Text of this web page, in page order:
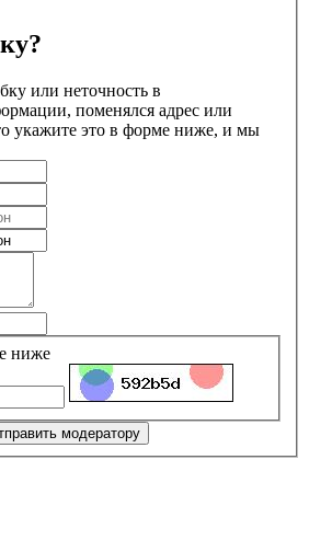
или неточность в
поменялся адрес или
укажите это в форме ниже, и мы
ниже
модератору